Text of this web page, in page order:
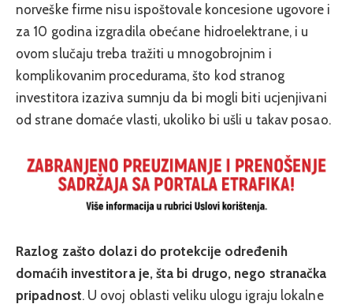
norveške firme nisu ispoštovale koncesione ugovore i
za 10 godina izgradila obećane hidroelektrane, i u
ovom slučaju treba tražiti u mnogobrojnim i
komplikovanim procedurama, što kod stranog
investitora izaziva sumnju da bi mogli biti ucjenjivani
od strane domaće vlasti, ukoliko bi ušli u takav posao.
Razlog zašto dolazi do protekcije određenih
domaćih investitora je, šta bi drugo, nego stranačka
pripadnost. U ovoj oblasti veliku ulogu igraju lokalne